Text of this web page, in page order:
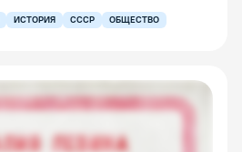
ИСТОРИЯ СССР ОБЩЕСТВО